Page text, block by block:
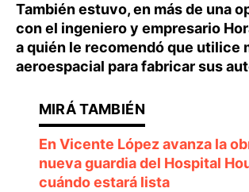
También estuvo, en más de una
con el ingeniero y empresario
a quién le recomendó que utilice
aeroespacial para fabricar sus
En Vicente López avanza la
nueva guardia del Hospital
cuándo estará lista